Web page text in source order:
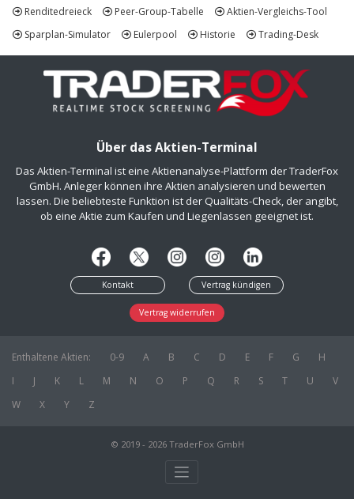
Renditedreieck
Peer-Group-Tabelle
Aktien-Vergleichs-Tool
Sparplan-Simulator
Eulerpool Historie Trading-Desk
Über das Aktien-Terminal
Das Aktien-Terminal ist eine Aktienanalyse-Plattform der TraderFox
GmbH. Anleger können ihre Aktien analysieren und bewerten
lassen. Die beliebteste Funktion ist der Qualitäts-Check, der angibt,
ob eine Aktie zum Kaufen und Liegenlassen geeignet ist.
Kontakt Vertrag kündigen
Vertrag widerrufen
Enthaltene Aktien: 0-9 A B C D E F G
H
I
J K L M N O P Q R S T U
V
W
X Y Z
© 2019 - 2026 TraderFox GmbH